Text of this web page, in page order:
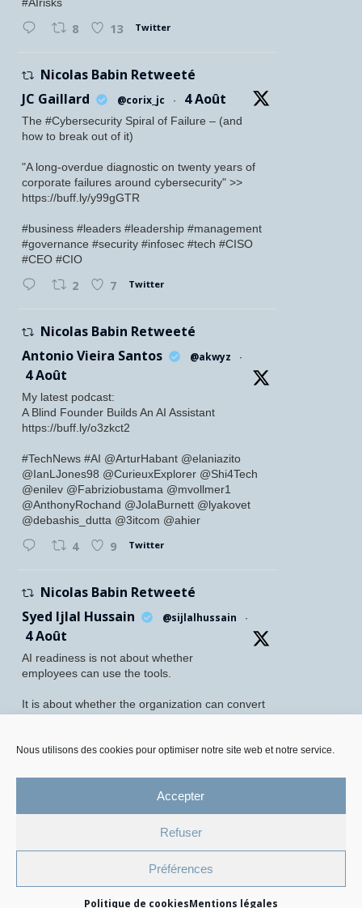
Nous utilisons des cookies pour optimiser notre site web et notre service.
Accepter
Refuser
Préférences
Politique de cookiesMentions légales
#AIrisks
8 13 Twitter
Nicolas Babin Retweeté
JC Gaillard
@corix_jc · 4 Août
The #Cybersecurity Spiral of Failure – (and
how to break out of it)
"A long-overdue diagnostic on twenty years of
corporate failures around cybersecurity" >>
https://buff.ly/y99gGTR
#business #leaders #leadership #management
#governance #security #infosec #tech #CISO
#CEO #CIO
2 7 Twitter
Nicolas Babin Retweeté
Antonio Vieira Santos
@akwyz ·
4 Août
My latest podcast:
A Blind Founder Builds An AI Assistant
https://buff.ly/o3zkct2
#TechNews #AI @ArturHabant @elaniazito
@IanLJones98 @CurieuxExplorer @Shi4Tech
@enilev @Fabriziobustama @mvollmer1
@AnthonyRochand @JolaBurnett @lyakovet
@debashis_dutta @3itcom @ahier
4 9 Twitter
Nicolas Babin Retweeté
Syed Ijlal Hussain
@sijlalhussain ·
4 Août
AI readiness is not about whether
employees can use the tools.
It is about whether the organization can convert
McKinsey found that 70% of employees feel
only 27% of leaders believe their
Mentions légales et Protection des données personnelles
Politique de gestion des cookies
© 2026 All Rights Reserved.